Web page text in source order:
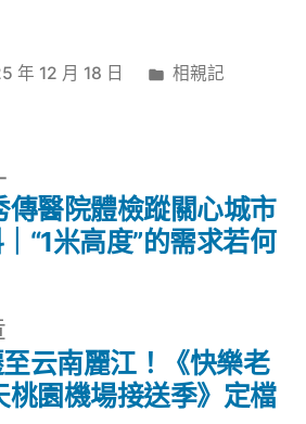
年 12 月 18 日
分
相親記
一
篇
云南麗江！《快樂老
桃園機場接送季》定檔
下
一
篇
傳醫院體檢蹤關心城市
“1米高度”的需求若何